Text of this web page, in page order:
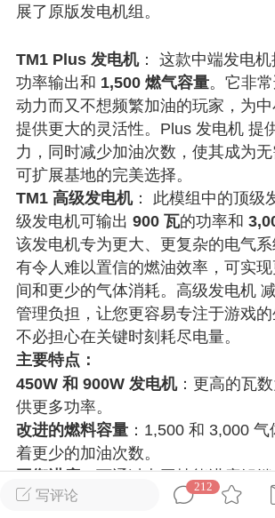
我的钱包
MOD下载 攻略教程 联机
大人
Lv.8
02-10 15:45
电脑端 其他&工具
卖挂
禁止发布联机可用的作弊模组
单机辅助引流私下售卖服务器外挂
作弊模组的发布规范近期收到一些信
作弊模组在联机服务器使用,为了维护
环境，中文网特此发布以下声明，规
模组的发布行为：1. *...
汉
72 2.23w
大人
Lv.8
写评论
212
展了原版发电机组。
TM1 Plus 发电机： 这款中端发电机
功率输出和 1,500 燃气容量。它非
动力而又不想频繁加油的玩家，为
提供更大的灵活性。Plus 发电机 提
力，同时减少加油次数，使其成为
可扩展基地的完美选择。
TM1 高级发电机： 此模组中的顶级
级发电机可输出 900 瓦的功率和
该发电机专为更大、更复杂的电气
有令人难以置信的燃油效率，可实
间和更少的气体消耗。高级发电机
管理负担，让您更容易专注于游戏
不必担心在关键时刻耗尽电量。
主要特点：
450W 和 900W 发电机：更高的瓦
供更多功率。
改进的燃料容量：1,500 和 3,000 气
着更少的加油次数。
平衡进度：可通过电工技能进度解
了从原版发电机组到 Plus 和